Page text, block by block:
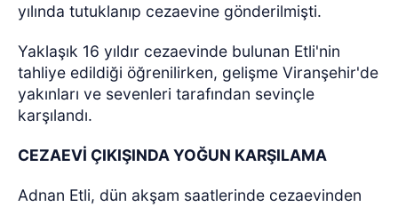
yılında tutuklanıp cezaevine gönderilmişti.
Yaklaşık 16 yıldır cezaevinde bulunan Etli'nin
tahliye edildiği öğrenilirken, gelişme Viranşehir'de
yakınları ve sevenleri tarafından sevinçle
karşılandı.
CEZAEVİ ÇIKIŞINDA YOĞUN KARŞILAMA
Adnan Etli, dün akşam saatlerinde cezaevinden